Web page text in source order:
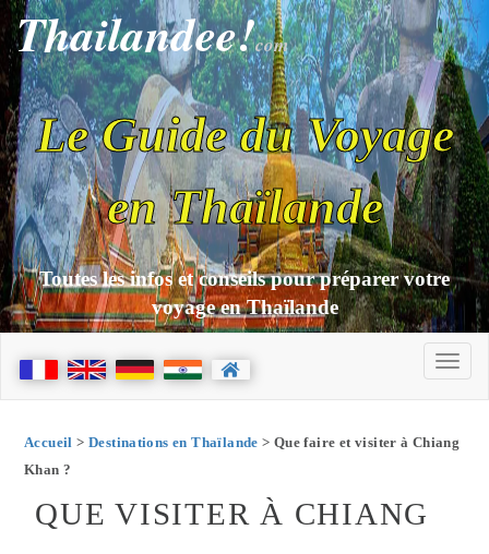
Thailandee!com
Le Guide du Voyage
en Thaïlande
Toutes les infos et conseils pour préparer votre
voyage en Thaïlande
Accueil > Destinations en Thaïlande > Que faire et visiter à Chiang
Khan ?
QUE VISITER À CHIANG